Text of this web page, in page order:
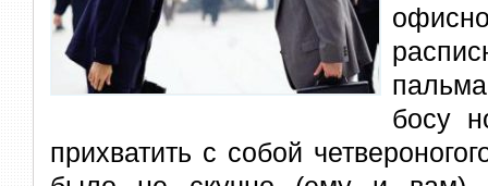
босу
прихватить с собой